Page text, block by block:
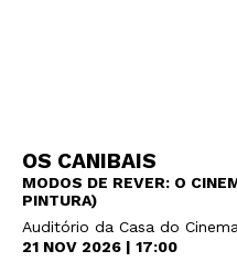
OS CANIBAIS
MODOS DE REVER: O
PINTURA)
Auditório da Casa do
21 NOV 2026 | 17:00